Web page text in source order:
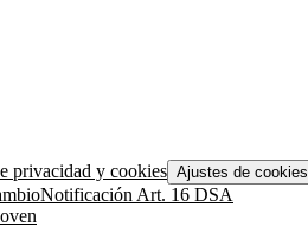
privacidad y cookies Ajustes de cookies
Notificación Art. 16 DSA